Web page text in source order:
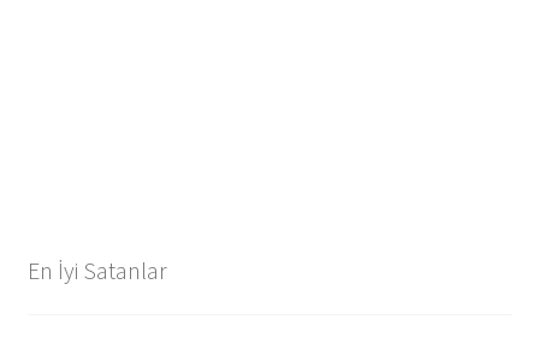
En İyi Satanlar